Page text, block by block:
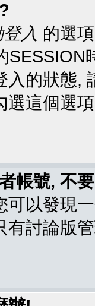
入 的選
入的狀態,
選這個選
帳號, 不
可以發現
有討論版